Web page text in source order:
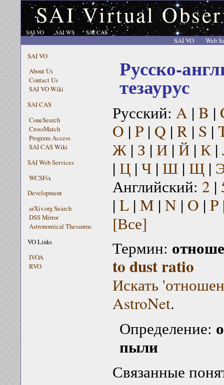
SAI Virtual
SAI VO SAI WS SAI CAS
SAI VO
Web
SAI VO
About Us
Contact Us
SAI VO Wiki
SAI CAS
ConeSearch
CrossMatch
Program Access
SAI CAS Wiki
SAI Web Services
WCSFix
Development
arXiv.org Search
DSS Mirror
Astronomical Thesaurus
VO Links
IVOA
RVO
Русско-
тезаурус
Русский: A | B |
O | P| Q | R| S |
Ж| З | И| Й| К|
| Ц| Ч| Ш| Щ|
Английский: 2 |
| L| M | N | O | P
[Все]
Термин:
to dust ratio
Искать
AstroNet.
Определение:
пыли
Связанные